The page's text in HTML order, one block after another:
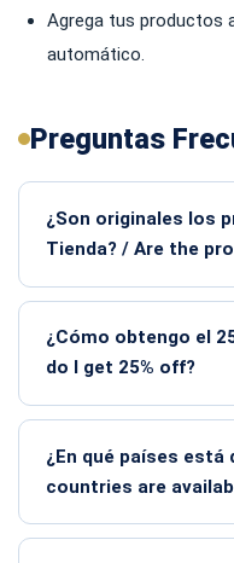
Agrega tus productos
automático.
Preguntas
¿Son originales los
Tienda? / Are the
¿Cómo obtengo el
do I get 25% off?
¿En qué países está
countries are